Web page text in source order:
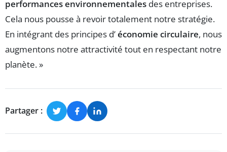
performances environnementales des entreprises.
Cela nous pousse à revoir totalement notre stratégie.
En intégrant des principes d’économie circulaire, nous
augmentons notre attractivité tout en respectant notre
planète. »
Partager :